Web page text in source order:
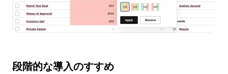
段階的な導入のすすめ